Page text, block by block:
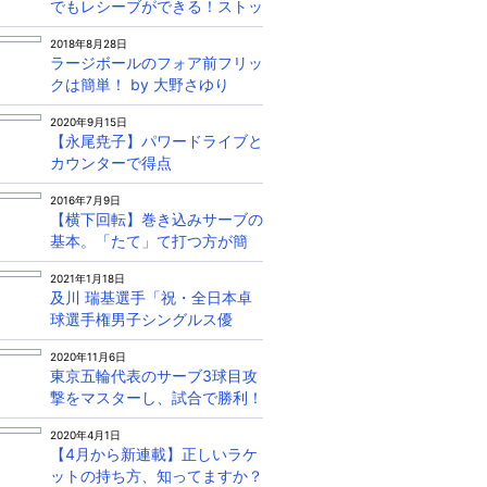
でもレシーブができる！ストッ
プの技術を身につけてミス減ら
そう！
2018年8月28日
ラージボールのフォア前フリッ
クは簡単！ by 大野さゆり
2020年9月15日
【永尾尭子】パワードライブと
カウンターで得点
2016年7月9日
【横下回転】巻き込みサーブの
基本。「たて」て打つ方が簡
単! by フェニックス
2021年1月18日
及川 瑞基選手「祝・全日本卓
球選手権男子シングルス優
勝！」ブンデスリーガーからの
メッセージ！
2020年11月6日
東京五輪代表のサーブ3球目攻
撃をマスターし、試合で勝利！
2020年4月1日
【4月から新連載】正しいラケ
ットの持ち方、知ってますか？